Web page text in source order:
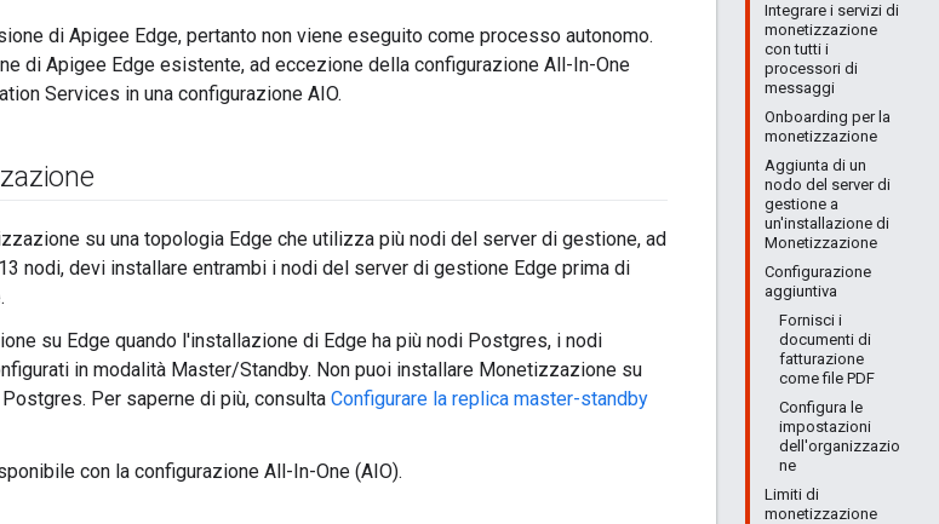
Integrare i servizi di
monetizzazione
con tutti i
processori di
messaggi
Onboarding per la
monetizzazione
Aggiunta di un
nodo del server di
gestione a
un'installazione di
Monetizzazione
Configurazione
aggiuntiva
Fornisci i
documenti di
fatturazione
come file PDF
Configura le
impostazioni
dell'organizzazio
ne
Limiti di
monetizzazione
di Apigee Edge, pertanto non viene eseguito come processo autonomo.
di Apigee Edge esistente, ad eccezione della configurazione All-In-One
Services in una configurazione AIO.
su una topologia Edge che utilizza più nodi del server di gestione, ad
nodi, devi installare entrambi i nodi del server di gestione Edge prima di
su Edge quando l'installazione di Edge ha più nodi Postgres, i nodi
in modalità Master/Standby. Non puoi installare Monetizzazione su
Per saperne di più, consulta Configurare la replica master-standby
con la configurazione All-In-One (AIO).